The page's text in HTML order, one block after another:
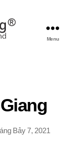
Menu
Bảy 7, 2021